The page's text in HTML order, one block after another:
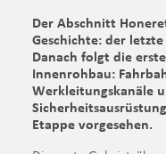
Der Abschnitt
Geschichte: der
Danach folgt die
Innenrohbau:
Werkleitungskanäle
Etappe vorgesehen.